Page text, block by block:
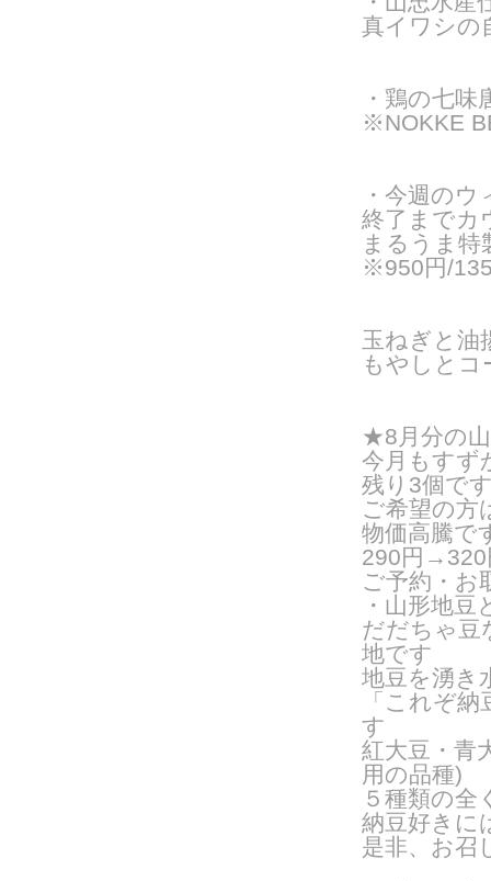
真イワシの
・鶏の七味
※NOKKE
・今週の
終了までカ
まるうま特
※950円/
玉ねぎと油
もやしとコ
★8月分の
今月もすず
残り3個で
ご希望の方
物価高騰で
290円→320
ご予約・お
・山形地
だだちゃ豆
地です
地豆を湧き
「これぞ
す
紅大豆・青
用の品種)
５種類の全
納豆好きに
是非、お召